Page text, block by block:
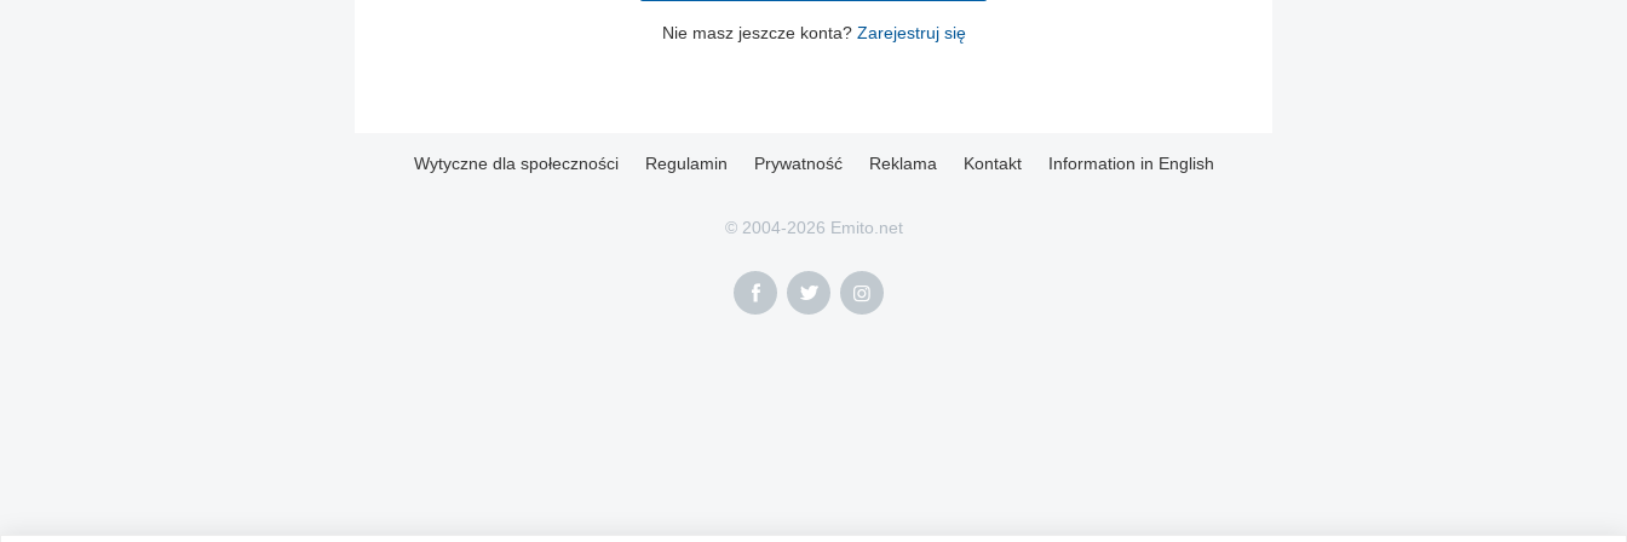
Nie masz jeszcze konta? Zarejestruj się
Wytyczne dla społeczności Regulamin Prywatność Reklama Kontakt Information in English
© 2004-2026 Emito.net